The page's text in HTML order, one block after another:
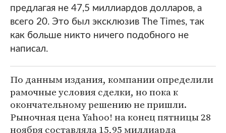
предлагая не 47,5 миллиардов долларов, а
всего 20. Это был эксклюзив The Times, так
как больше никто ничего подобного не
написал.
По данным издания, компании определили
рамочные условия сделки, но пока к
окончательному решению не пришли.
Рыночная цена Yahoo! на конец пятницы 28
ноября составляла 15,95 миллиарда